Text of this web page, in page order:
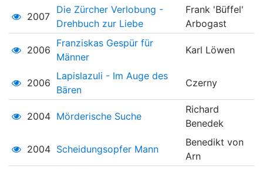
2007
Die Zürcher Verlobung -
Drehbuch zur Liebe
Frank 'Büffel'
Arbogast
2006
Franziskas Gespür für
Männer
Karl Löwen
2006
Lapislazuli - Im Auge des
Bären
Czerny
2004 Mörderische Suche
Richard
Benedek
2004 Scheidungsopfer Mann
Benedikt von
Arn